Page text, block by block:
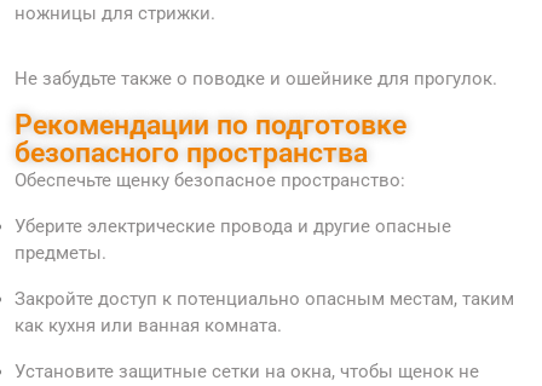
ножницы для стрижки.
Не забудьте также о поводке и ошейнике для прогулок.
Рекомендации по подготовке
безопасного пространства
Обеспечьте щенку безопасное пространство:
Уберите электрические провода и другие опасные
предметы.
Закройте доступ к потенциально опасным местам, таким
как кухня или ванная комната.
Установите защитные сетки на окна, чтобы щенок не